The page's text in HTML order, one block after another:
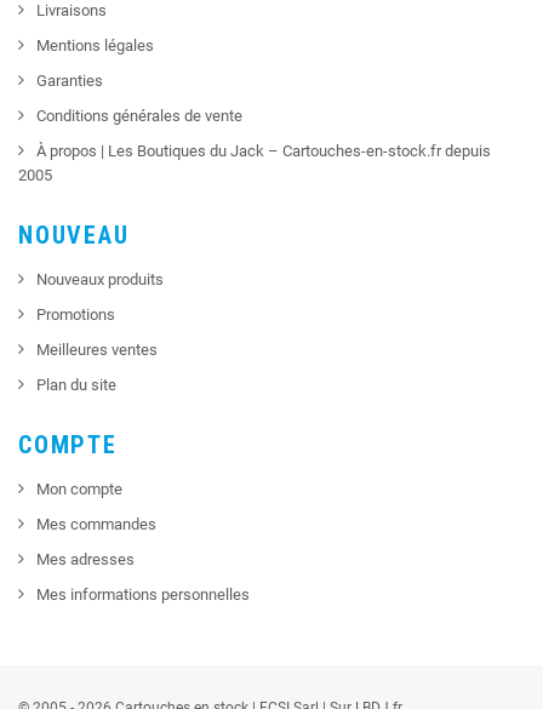
Livraisons
Mentions légales
Garanties
Conditions générales de vente
À propos | Les Boutiques du Jack – Cartouches-en-stock.fr depuis
2005
NOUVEAU
Nouveaux produits
Promotions
Meilleures ventes
Plan du site
COMPTE
Mon compte
Mes commandes
Mes adresses
Mes informations personnelles